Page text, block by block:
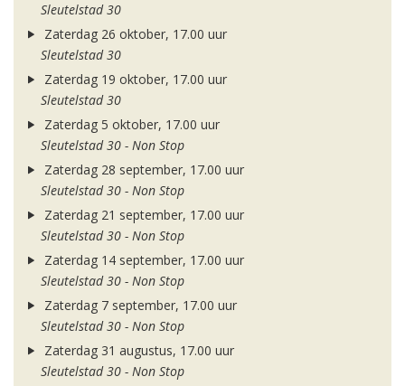
Sleutelstad 30
Zaterdag 26 oktober, 17.00 uur
Sleutelstad 30
Zaterdag 19 oktober, 17.00 uur
Sleutelstad 30
Zaterdag 5 oktober, 17.00 uur
Sleutelstad 30 - Non Stop
Zaterdag 28 september, 17.00 uur
Sleutelstad 30 - Non Stop
Zaterdag 21 september, 17.00 uur
Sleutelstad 30 - Non Stop
Zaterdag 14 september, 17.00 uur
Sleutelstad 30 - Non Stop
Zaterdag 7 september, 17.00 uur
Sleutelstad 30 - Non Stop
Zaterdag 31 augustus, 17.00 uur
Sleutelstad 30 - Non Stop